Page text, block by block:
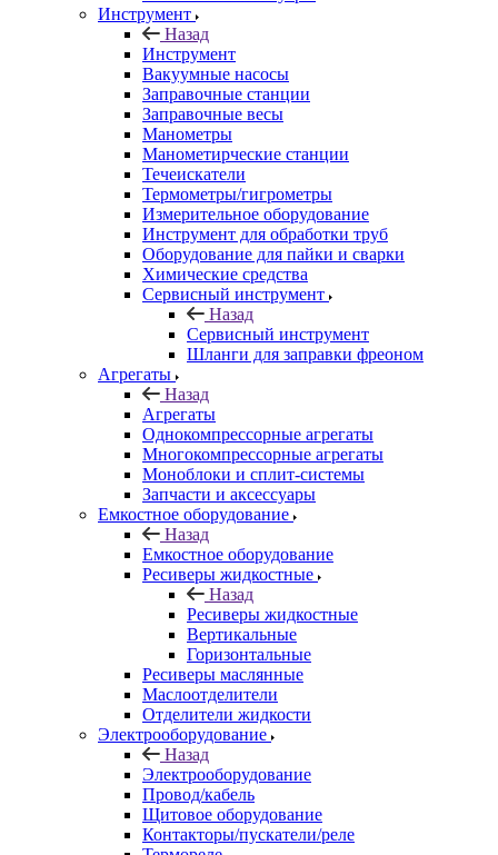
Инструмент
Назад
Инструмент
Вакуумные насосы
Заправочные станции
Заправочные весы
Манометры
Манометирческие станции
Течеискатели
Термометры/гигрометры
Измерительное оборудование
Инструмент для обработки труб
Оборудование для пайки и сварки
Химические средства
Сервисный инструмент
Назад
Сервисный инструмент
Шланги для заправки фреоном
Агрегаты
Назад
Агрегаты
Однокомпрессорные агрегаты
Многокомпрессорные агрегаты
Моноблоки и сплит-системы
Запчасти и аксессуары
Емкостное оборудование
Назад
Емкостное оборудование
Ресиверы жидкостные
Назад
Ресиверы жидкостные
Вертикальные
Горизонтальные
Ресиверы маслянные
Маслоотделители
Отделители жидкости
Электрооборудование
Назад
Электрооборудование
Провод/кабель
Щитовое оборудование
Контакторы/пускатели/реле